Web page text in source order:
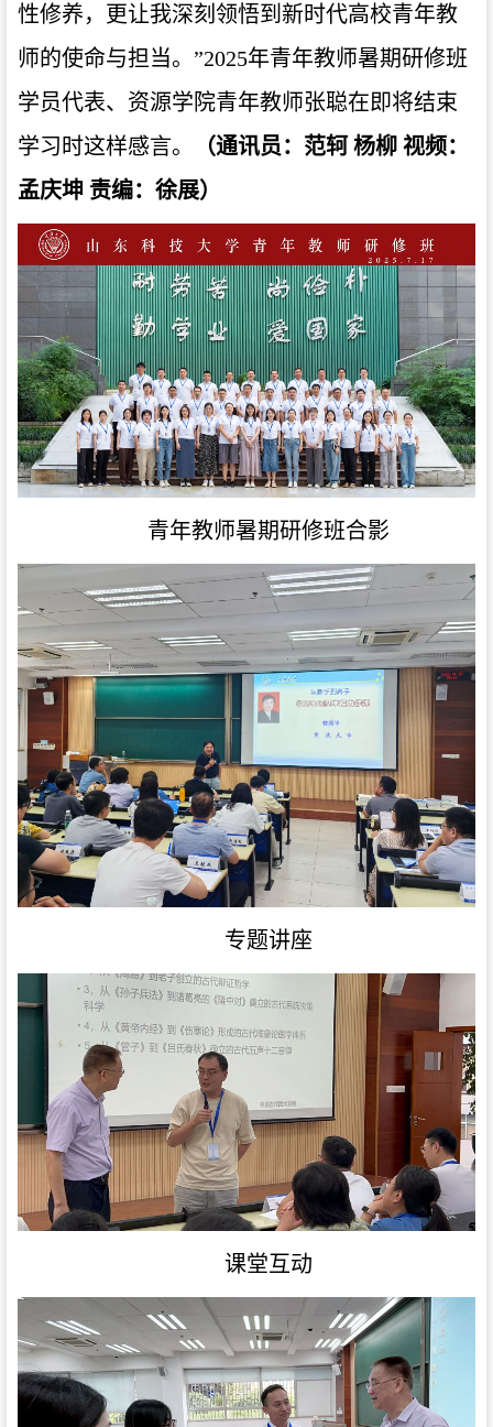
性修养，更让我深刻领悟到新时代高校青年教
师的使命与担当。”2025年青年教师暑期研修班
学员代表、资源学院青年教师张聪在即将结束
学习时这样感言。
（通讯员：范轲 杨柳 视频：
孟庆坤 责编：徐展）
青年教师暑期研修班合影
专题讲座
课堂互动